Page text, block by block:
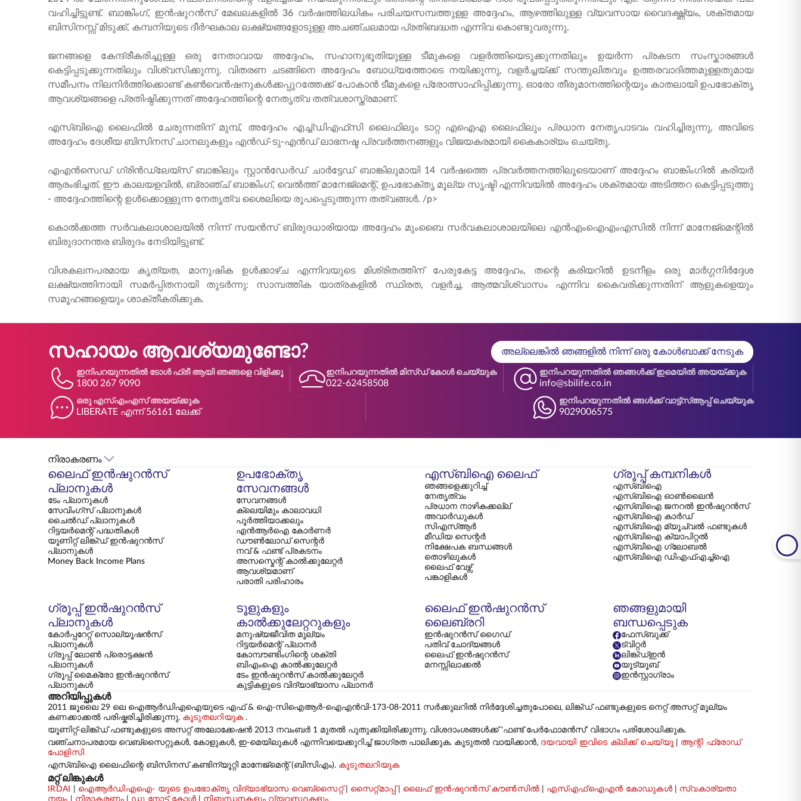
വഹിച്ചിട്ടുണ്ട്. ബാങ്കിംഗ്, ഇൻഷുറൻസ് മേഖലകളിൽ 36 വർഷത്തിലധികം പരിചയസമ്പത്തുള്ള അദ്ദേഹം, ആഴത്തിലുള്ള വ്യവസായ വൈദഗ്ദ്ധ്യം, ശക്തമായ
ബിസിനസ്സ് മിടുക്ക്, കമ്പനിയുടെ ദീർഘകാല ലക്ഷ്യങ്ങളോടുള്ള അചഞ്ചലമായ പ്രതിബദ്ധത എന്നിവ കൊണ്ടുവരുന്നു.
ജനങ്ങളെ കേന്ദ്രീകരിച്ചുള്ള ഒരു നേതാവായ അദ്ദേഹം, സഹാനുഭൂതിയുള്ള ടീമുകളെ വളർത്തിയെടുക്കുന്നതിലും ഉയർന്ന പ്രകടന സംസ്കാരങ്ങൾ
കെട്ടിപ്പടുക്കുന്നതിലും വിശ്വസിക്കുന്നു. വിതരണ ചടങ്ങിനെ അദ്ദേഹം ബോധ്യത്തോടെ നയിക്കുന്നു, വളർച്ചയ്ക്ക് സന്തുലിതവും ഉത്തരവാദിത്തമുള്ളതുമായ
സമീപനം നിലനിർത്തിക്കൊണ്ട് കൺവെൻഷനുകൾക്കപ്പുറത്തേക്ക് പോകാൻ ടീമുകളെ പ്രോത്സാഹിപ്പിക്കുന്നു. ഓരോ തീരുമാനത്തിന്റെയും കാതലായി ഉപഭോക്തൃ
ആവശ്യങ്ങളെ പ്രതിഷ്ഠിക്കുന്നത് അദ്ദേഹത്തിന്റെ നേതൃത്വ തത്വശാസ്ത്രമാണ്.
എസ്‌ബി‌ഐ ലൈഫിൽ ചേരുന്നതിന് മുമ്പ്, അദ്ദേഹം എച്ച്‌ഡി‌എഫ്‌സി ലൈഫിലും ടാറ്റ എ‌ഐ‌എ ലൈഫിലും പ്രധാന നേതൃപാടവം വഹിച്ചിരുന്നു, അവിടെ
അദ്ദേഹം ദേശീയ ബിസിനസ് ചാനലുകളും എൻഡ്-ടു-എൻഡ് ലാഭനഷ്ട പ്രവർത്തനങ്ങളും വിജയകരമായി കൈകാര്യം ചെയ്തു.
എഎൻസെഡ് ഗ്രിൻഡ്‌ലേയ്‌സ് ബാങ്കിലും സ്റ്റാൻഡേർഡ് ചാർട്ടേഡ് ബാങ്കിലുമായി 14 വർഷത്തെ പ്രവർത്തനത്തിലൂടെയാണ് അദ്ദേഹം ബാങ്കിംഗിൽ കരിയർ
ആരംഭിച്ചത്. ഈ കാലയളവിൽ, ബ്രാഞ്ച് ബാങ്കിംഗ്, വെൽത്ത് മാനേജ്‌മെന്റ്, ഉപഭോക്തൃ മൂല്യ സൃഷ്ടി എന്നിവയിൽ അദ്ദേഹം ശക്തമായ അടിത്തറ കെട്ടിപ്പടുത്തു
- അദ്ദേഹത്തിന്റെ ഉൾക്കൊള്ളുന്ന നേതൃത്വ ശൈലിയെ രൂപപ്പെടുത്തുന്ന തത്വങ്ങൾ. /p>
കൊൽക്കത്ത സർവകലാശാലയിൽ നിന്ന് സയൻസ് ബിരുദധാരിയായ അദ്ദേഹം മുംബൈ സർവകലാശാലയിലെ എൻഎംഐഎംഎസിൽ നിന്ന് മാനേജ്മെന്റിൽ
ബിരുദാനന്തര ബിരുദം നേടിയിട്ടുണ്ട്.
വിശകലനപരമായ കൃത്യത, മാനുഷിക ഉൾക്കാഴ്ച എന്നിവയുടെ മിശ്രിതത്തിന് പേരുകേട്ട അദ്ദേഹം, തന്റെ കരിയറിൽ ഉടനീളം ഒരു മാർഗ്ഗനിർദ്ദേശ
ലക്ഷ്യത്തിനായി സമർപ്പിതനായി തുടർന്നു: സാമ്പത്തിക യാത്രകളിൽ സ്ഥിരത, വളർച്ച, ആത്മവിശ്വാസം എന്നിവ കൈവരിക്കുന്നതിന് ആളുകളെയും
സമൂഹങ്ങളെയും ശാക്തീകരിക്കുക.
സഹായം ആവശ്യമുണ്ടോ? അല്ലെങ്കിൽ ഞങ്ങളിൽ നിന്ന് ഒരു കോൾബാക്ക് നേടുക
ഇനിപറയുന്നതിൽ ടോൾ ഫ്രീ ആയി ഞങ്ങളെ വിളിക്കൂ
1800 267 9090
ഇനിപറയുന്നതിൽ മിസ്ഡ് കോൾ ചെയ്യുക
022-62458508
ഇനിപറയുന്നതിൽ ഞങ്ങൾക്ക് ഇമെയിൽ അയയ്ക്കുക
info@sbilife.co.in
ഒരു എസ്എംഎസ് അയയ്ക്കുക
LIBERATE എന്ന് 56161 ലേക്ക്
ഇനിപറയുന്നതിൽ ങ്ങൾക്ക് വാട്ട്‌സ്ആപ്പ് ചെയ്യുക
9029006575
നിരാകരണം
ലൈഫ് ഇൻഷുറൻസ്
പ്ലാനുകൾ
ടേം പ്ലാനുകൾ
സേവിംഗ്സ് പ്ലാനുകൾ
ചൈൽഡ് പ്ലാനുകൾ
റിട്ടയർമെന്റ് പദ്ധതികൾ
യൂണിറ്റ് ലിങ്ക്ഡ് ഇൻഷുറൻസ്
പ്ലാനുകൾ
Money Back Income Plans
ഉപഭോക്തൃ
സേവനങ്ങൾ
സേവനങ്ങള്‍
ക്ലെയിമും കാലാവധി
പൂർത്തിയാക്കലും
എൻആർഐ കോർണർ
ഡൗൺലോഡ് സെന്റർ
നവ് & ഫണ്ട് പ്രകടനം
അസസ്മെന്റ് കാൽക്കുലേറ്റർ
ആവശ്യമാണ്
പരാതി പരിഹാരം
എസ്‌ബിഐ ലൈഫ്
ഞങ്ങളെക്കുറിച്ച്
നേതൃത്വം
പ്രധാന നാഴികക്കല്ല്
അവാർഡുകൾ
സി‌എസ്‌ആർ
മീഡിയ സെന്റർ
നിക്ഷേപക ബന്ധങ്ങൾ
തൊഴിലുകൾ
ലൈഫ് വേഴ്സ്
പങ്കാളികൾ
ഗ്രൂപ്പ് കമ്പനികൾ
എസ്‌ബി‌ഐ
എസ്‌ബി‌ഐ ഓൺലൈൻ
എസ്‌ബി‌ഐ ജനറൽ ഇൻഷുറൻസ്
എസ്‌ബി‌ഐ കാർഡ്
എസ്‌ബി‌ഐ മ്യൂച്വൽ ഫണ്ടുകൾ
എസ്‌ബി‌ഐ ക്യാപിറ്റൽ
എസ്‌ബി‌ഐ ഗ്ലോബൽ
എസ്‌ബി‌ഐ ഡി‌എഫ്‌എച്ച്‌ഐ
ഗ്രൂപ്പ് ഇൻഷുറൻസ്
പ്ലാനുകൾ
കോർപ്പറേറ്റ് സൊല്യൂഷൻസ്
പ്ലാനുകൾ
ഗ്രൂപ്പ് ലോൺ പ്രൊട്ടക്ഷൻ
പ്ലാനുകൾ
ഗ്രൂപ്പ് മൈക്രോ ഇൻഷുറൻസ്
പ്ലാനുകൾ
ടൂളുകളും
കാൽക്കുലേറ്ററുകളും
മനുഷ്യജീവിത മൂല്യം
റിട്ടയർമെന്റ് പ്ലാനർ
കോമ്പൗണ്ടിംഗിന്റെ ശക്തി
ബിഎംഐ കാൽക്കുലേറ്റർ
ടേം ഇൻഷുറൻസ് കാൽക്കുലേറ്റർ
കുട്ടികളുടെ വിദ്യാഭ്യാസ പ്ലാനർ
ലൈഫ് ഇൻഷുറൻസ്
ലൈബ്രറി
ഇൻഷുറൻസ് ഗൈഡ്
പതിവ് ചോദ്യങ്ങൾ
ലൈഫ് ഇൻഷുറൻസ്
മനസ്സിലാക്കൽ
ഞങ്ങളുമായി
ബന്ധപ്പെടുക
ഫേസ്ബുക്ക്
ട്വിറ്റർ
ലിങ്ക്ഡ്ഇൻ
യൂട്യൂബ്
ഇൻസ്റ്റാഗ്രാം
അറിയിപ്പുകൾ
2011 ജൂലൈ 29 ലെ ഐആർഡിഎഐയുടെ എഫ് & ഐ-സിഐആർ-ഐഎൻവി-173-08-2011 സർക്കുലറിൽ നിർദ്ദേശിച്ചതുപോലെ, ലിങ്ക്ഡ് ഫണ്ടുകളുടെ നെറ്റ് അസറ്റ് മൂല്യം
കണക്കാക്കൽ പരിഷ്കരിച്ചിരിക്കുന്നു. കൂടുതലറിയുക.
യൂണിറ്റ്-ലിങ്ക്ഡ് ഫണ്ടുകളുടെ അസറ്റ് അലോക്കേഷൻ 2013 നവംബർ 1 മുതൽ പുതുക്കിയിരിക്കുന്നു. വിശദാംശങ്ങൾക്ക് 'ഫണ്ട് പേർഫോമൻസ്' വിഭാഗം പരിശോധിക്കുക.
വഞ്ചനാപരമായ വെബ്‌സൈറ്റുകൾ, കോളുകൾ, ഇ-മെയിലുകൾ എന്നിവയെക്കുറിച്ച് ജാഗ്രത പാലിക്കുക. കൂടുതൽ വായിക്കാൻ, ദയവായി ഇവിടെ ക്ലിക്ക് ചെയ്യൂ| ആന്റി ഫ്രോഡ്
പോളിസി
എസ്‌ബിഐ ലൈഫിന്റെ ബിസിനസ് കണ്ടിന്യൂറ്റി മാനേജ്‌മെന്റ് (ബിസിഎം). കൂടുതലറിയുക
മറ്റ് ലിങ്കുകൾ
IRDAI ഐആർഡിഎഐ- യുടെ ഉപഭോക്തൃ വിദ്യാഭ്യാസ വെബ്‌സൈറ്റ്| സൈറ്റ്മാപ്പ്| ലൈഫ് ഇൻഷുറൻസ് കൗൺസിൽ എസ്എഫ്ഐഎൻ കോഡുകൾ| സ്വകാര്യതാ
നയം
നിരാകരണം ഡു നോട്ട് കോൾ നിബന്ധനകളും വ്യവസ്ഥകളും